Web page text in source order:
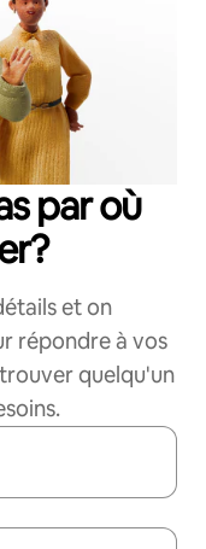
par où
et on
répondre à vos
quelqu'un